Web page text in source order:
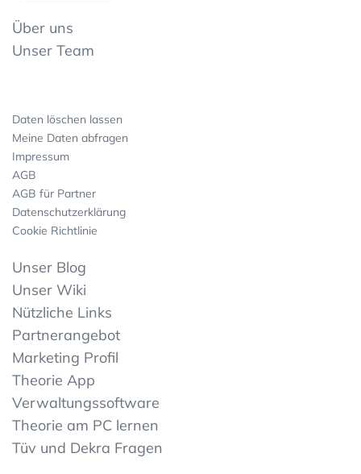
Über uns
Unser Team
Daten löschen lassen
Meine Daten abfragen
Impressum
AGB
AGB für Partner
Datenschutzerklärung
Cookie Richtlinie
Unser Blog
Unser Wiki
Nützliche Links
Partnerangebot
Marketing Profil
Theorie App
Verwaltungssoftware
Theorie am PC lernen
Tüv und Dekra Fragen